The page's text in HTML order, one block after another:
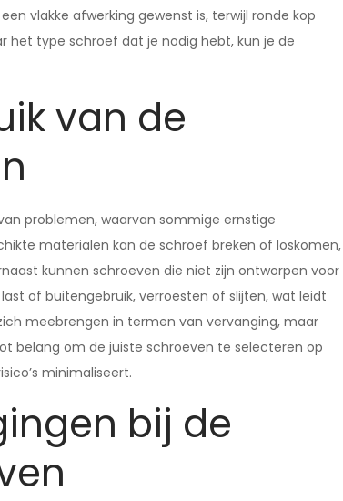
vlakke afwerking gewenst is, terwijl ronde kop
het type schroef dat je nodig hebt, kun je de
van de
problemen, waarvan sommige ernstige
materialen kan de schroef breken of loskomen,
kunnen schroeven die niet zijn ontworpen voor
of buitengebruik, verroesten of slijten, wat leidt
meebrengen in termen van vervanging, maar
belang om de juiste schroeven te selecteren op
minimaliseert.
bij de